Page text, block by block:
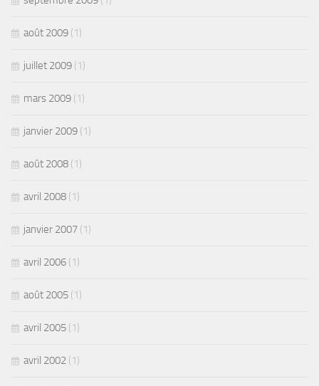
août 2009 (1)
juillet 2009 (1)
mars 2009 (1)
janvier 2009 (1)
août 2008 (1)
avril 2008 (1)
janvier 2007 (1)
avril 2006 (1)
août 2005 (1)
avril 2005 (1)
avril 2002 (1)